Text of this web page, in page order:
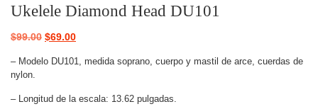
Ukelele Diamond Head DU101
$99.00 $69.00
– Modelo DU101, medida soprano, cuerpo y mastil de arce, cuerdas de
nylon.
– Longitud de la escala: 13.62 pulgadas.